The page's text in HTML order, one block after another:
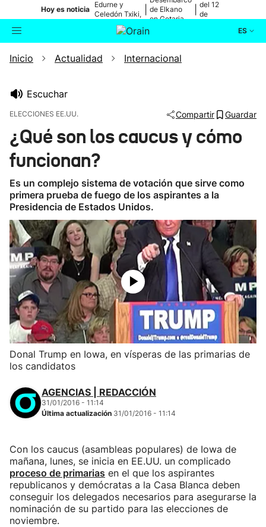
Hoy es noticia
Edurne y
Celedón Txiki,
en directo
de Elkano
en Getaria
del 12
de
ES
Buscador Actualidad
Eguraldia
Inicio Actualidad Internacional
Escuchar
ELECCIONES EE.UU. Compartir Guardar
¿Qué son los caucus y cómo
funcionan?
Es un complejo sistema de votación que sirve como
primera prueba de fuego de los aspirantes a la
Presidencia de Estados Unidos.
Donal Trump en Iowa, en vísperas de las primarias de
los candidatos
AGENCIAS | REDACCIÓN
31/01/2016 - 11:14
Última actualización 31/01/2016 - 11:14
Con los caucus (asambleas populares) de Iowa de
mañana, lunes, se inicia en EE.UU. un complicado
proceso de primarias en el que los aspirantes
republicanos y demócratas a la Casa Blanca deben
conseguir los delegados necesarios para asegurarse la
nominación de su partido para las elecciones de
noviembre.